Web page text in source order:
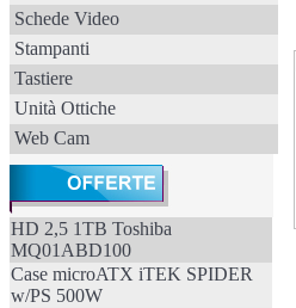
Schede Video
Stampanti
Tastiere
Unità Ottiche
Web Cam
HD 2,5 1TB Toshiba
MQ01ABD100
Case microATX iTEK SPIDER
w/PS 500W